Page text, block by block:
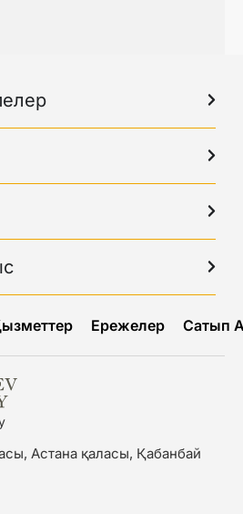
Ережелер Сатып
Астана қаласы, Қабанбай